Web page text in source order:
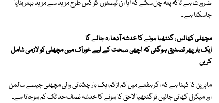
ضرورت ہے تاکہ پتہ چل سکے کہ آیا ان ٹیسٹوں کو کس طرح مزید سے مزید بہتر بنایا
جاسکتا ہے۔
مچھلی کھائیں ، گنٹھیا ہونے کا خدشہ آدھا رہ جائے گا
ایک بار پھر تصدیق ہوگئی کہ اچھی صحت کے لیے خوراک میں مچھلی کو لازمی شامل
کریں
ماہرین کا کہنا ہے کہ اگر ہفتے میں کم ازکم ایک بار چکنائی والی مچھلی جیسے سالمن
اور میکرل کھائی جائیں تو گنٹھیا لاحق کا ہونے کا خدشہ نصف حد تک کم ہوجاتا ہے۔